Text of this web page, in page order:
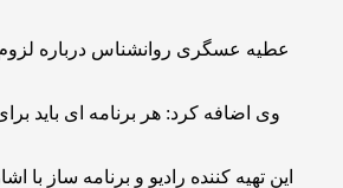
عطیه عسگری روانشناس درباره
وی اضافه کرد: هر برنامه ای باید
این تهیه کننده رادیو و برنامه ساز